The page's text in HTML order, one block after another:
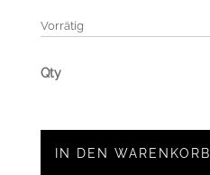
Vorrätig
IN DEN WARENKORB